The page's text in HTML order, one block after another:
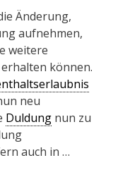
Änderung,
aufnehmen,
weitere
erhalten können.
neu
Duldung nun zu
auch in …